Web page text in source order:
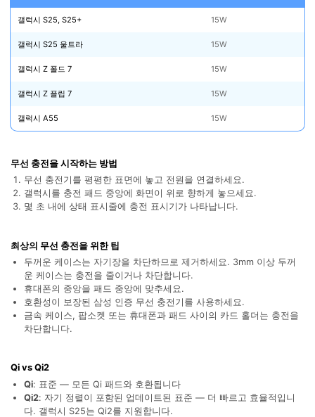
공식 설치 파일 및 최신 버전 업데이트를 제공
합니다.
리소스 허브
신 모바일 소식을 확인하세요.
사용 가이드
고객 지원
무료 다운로드 로그인
검색하기
갤럭시 S25, S25+ 15W
갤럭시 S25 울트라 15W
갤럭시 Z 폴드 7 15W
갤럭시 Z 플립 7 15W
갤럭시 A55 15W
무선 충전을 시작하는 방법
무선 충전기를 평평한 표면에 놓고 전원을 연결하세요.
갤럭시를 충전 패드 중앙에 화면이 위로 향하게 놓으세요.
몇 초 내에 상태 표시줄에 충전 표시기가 나타납니다.
최상의 무선 충전을 위한 팁
두꺼운 케이스는 자기장을 차단하므로 제거하세요. 3mm 이상 두꺼
운 케이스는 충전을 줄이거나 차단합니다.
휴대폰의 중앙을 패드 중앙에 맞추세요.
호환성이 보장된 삼성 인증 무선 충전기를 사용하세요.
금속 케이스, 팝소켓 또는 휴대폰과 패드 사이의 카드 홀더는 충전을
차단합니다.
Qi vs Qi2
Qi: 표준 — 모든 Qi 패드와 호환됩니다
Qi2: 자기 정렬이 포함된 업데이트된 표준 — 더 빠르고 효율적입니
다. 갤럭시 S25는 Qi2를 지원합니다.